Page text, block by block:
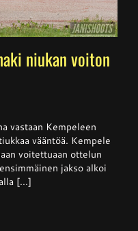
niukan voiton
vastaan Kempeleen
vääntöä. Kempele
voitettuaan ottelun
jakso alkoi
[...]